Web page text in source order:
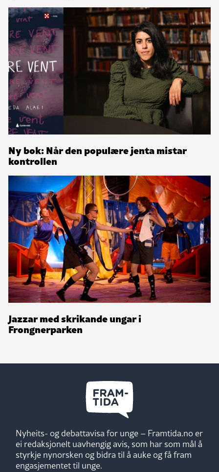
Ny bok: Når den populære jenta mistar
kontrollen
Jazzar med skrikande ungar i
Frongnerparken
Nyheits- og debattavisa for unge – Framtida.no er
ei redaksjonelt uavhengig avis, som har som mål å
styrkje nynorsken og bidra til å auke og få fram
engasjementet til unge.